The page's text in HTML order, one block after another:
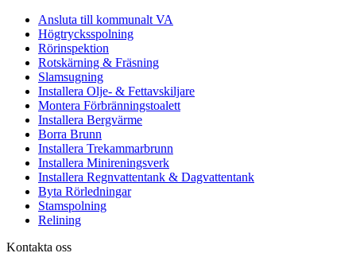
Ansluta till kommunalt VA
Högtrycksspolning
Rörinspektion
Rotskärning & Fräsning
Slamsugning
Installera Olje- & Fettavskiljare
Montera Förbränningstoalett
Installera Bergvärme
Borra Brunn
Installera Trekammarbrunn
Installera Minireningsverk
Installera Regnvattentank & Dagvattentank
Byta Rörledningar
Stamspolning
Relining
Kontakta oss